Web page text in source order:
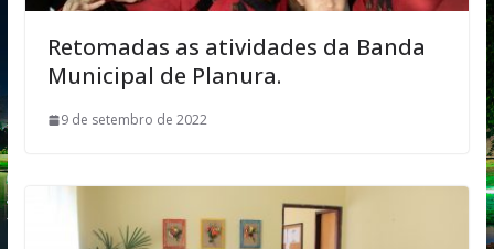
Retomadas as atividades da Banda
Municipal de Planura.
9 de setembro de 2022